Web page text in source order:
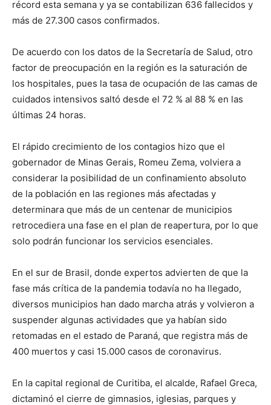
récord esta semana y ya se contabilizan 636 fallecidos y
más de 27.300 casos confirmados.
De acuerdo con los datos de la Secretaría de Salud, otro
factor de preocupación en la región es la saturación de
los hospitales, pues la tasa de ocupación de las camas de
cuidados intensivos saltó desde el 72 % al 88 % en las
últimas 24 horas.
El rápido crecimiento de los contagios hizo que el
gobernador de Minas Gerais, Romeu Zema, volviera a
considerar la posibilidad de un confinamiento absoluto
de la población en las regiones más afectadas y
determinara que más de un centenar de municipios
retrocediera una fase en el plan de reapertura, por lo que
solo podrán funcionar los servicios esenciales.
En el sur de Brasil, donde expertos advierten de que la
fase más crítica de la pandemia todavía no ha llegado,
diversos municipios han dado marcha atrás y volvieron a
suspender algunas actividades que ya habían sido
retomadas en el estado de Paraná, que registra más de
400 muertos y casi 15.000 casos de coronavirus.
En la capital regional de Curitiba, el alcalde, Rafael Greca,
dictaminó el cierre de gimnasios, iglesias, parques y